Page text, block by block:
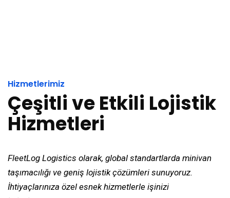
Hizmetlerimiz
Çeşitli ve Etkili Lojistik
Hizmetleri
FleetLog Logistics olarak, global standartlarda minivan
taşımacılığı ve geniş lojistik çözümleri sunuyoruz.
İhtiyaçlarınıza özel esnek hizmetlerle işinizi